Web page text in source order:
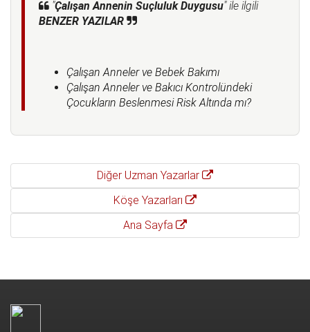
"Çalışan Annenin Suçluluk Duygusu" ile ilgili
BENZER YAZILAR
Çalışan Anneler ve Bebek Bakımı
Çalışan Anneler ve Bakıcı Kontrolündeki
Çocukların Beslenmesi Risk Altında mı?
Diğer Uzman Yazarlar
Köşe Yazarları
Ana Sayfa